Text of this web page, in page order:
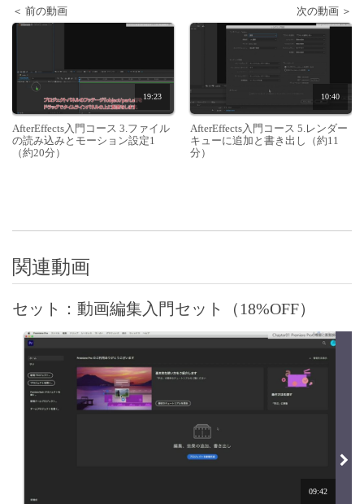
＜ 前の動画
19:23
AfterEffects入門コース 3.ファイル
の読み込みとモーション設定1
（約20分）
次の動画 ＞
10:40
AfterEffects入門コース 5.レンダー
キューに追加と書き出し（約11
分）
関連動画
セット：動画編集入門セット（18%OFF）
09:42